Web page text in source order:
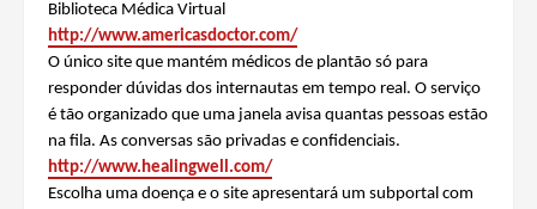
Biblioteca Médica Virtual
http://www.americasdoctor.com/
O único site que mantém médicos de plantão só para
responder dúvidas dos internautas em tempo real. O serviço
é tão organizado que uma janela avisa quantas pessoas estão
na fila. As conversas são privadas e confidenciais.
http://www.healingwell.com/
Escolha uma doença e o site apresentará um subportal com